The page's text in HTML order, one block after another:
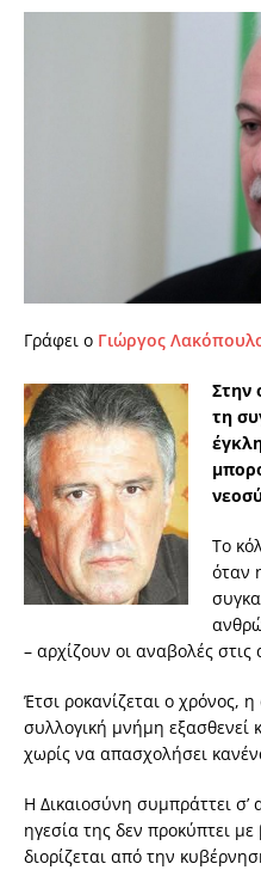
Γράφει ο Γιώργος
Στην
τη
Το
όταν
– αρχίζουν οι αναβολές στις
Έτσι ροκανίζεται ο χρόνος,
συλλογική μνήμη εξασθενεί
χωρίς να απασχολήσει
Η Δικαιοσύνη συμπράττει σ’
ηγεσία της δεν προκύπτει
διορίζεται από την